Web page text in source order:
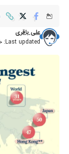
Last updated: خرداد ۲۸, ۱۴۰۳ ۴:۵۵ ق٫ظ
علی باقری